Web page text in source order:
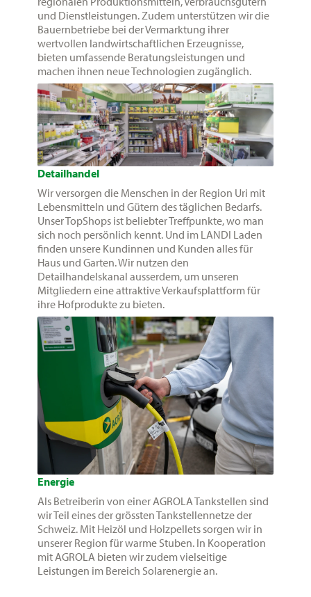
und Dienstleistungen. Zudem unterstützen wir die
Bauernbetriebe bei der Vermarktung ihrer
wertvollen landwirtschaftlichen Erzeugnisse,
bieten umfassende Beratungsleistungen und
machen ihnen neue Technologien zugänglich.
Detailhandel
Wir versorgen die Menschen in der Region Uri mit
Lebensmitteln und Gütern des täglichen Bedarfs.
Unser TopShops ist beliebter Treffpunkte, wo man
sich noch persönlich kennt. Und im LANDI Laden
finden unsere Kundinnen und Kunden alles für
Haus und Garten. Wir nutzen den
Detailhandelskanal ausserdem, um unseren
Mitgliedern eine attraktive Verkaufsplattform für
ihre Hofprodukte zu bieten.
Energie
Als Betreiberin von einer AGROLA Tankstellen sind
wir Teil eines der grössten Tankstellennetze der
Schweiz. Mit Heizöl und Holzpellets sorgen wir in
unserer Region für warme Stuben. In Kooperation
mit AGROLA bieten wir zudem vielseitige
Leistungen im Bereich Solarenergie an.